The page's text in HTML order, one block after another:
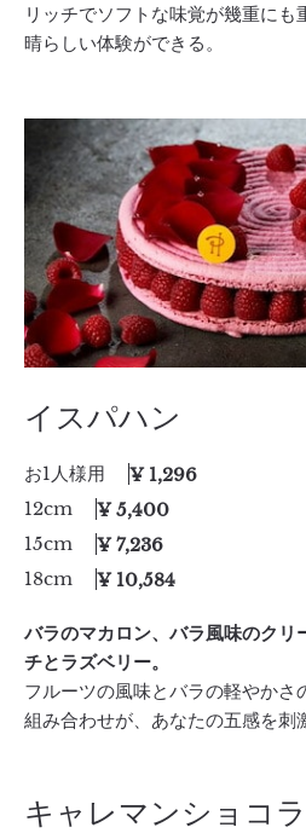
リッチでソフトな味覚が幾重にも
晴らしい体験ができる。
イスパハン
お1人様用
¥ 1,296
12cm
¥ 5,400
15cm
¥ 7,236
18cm
¥ 10,584
バラのマカロン、バラ風味のクリ
チとラズベリー。
フルーツの風味とバラの軽やかさ
組み合わせが、あなたの五感を刺
キャレマンショコラ